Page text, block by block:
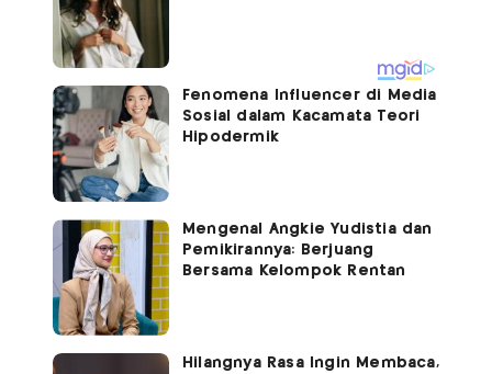
Fenomena Influencer di Media
Sosial dalam Kacamata Teori
Hipodermik
Mengenal Angkie Yudistia dan
Pemikirannya: Berjuang
Bersama Kelompok Rentan
Hilangnya Rasa Ingin Membaca,